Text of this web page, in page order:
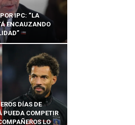
IPC: “LA
ENCAUZANDO
DÍAS DE
COMPETIR
LO